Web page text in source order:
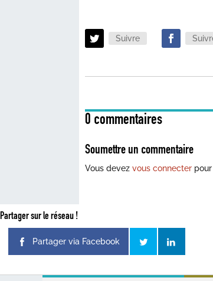
Suivre
0 commentaires
Soumettre un commentaire
Vous devezvous connecter
Partager sur le réseau !
Partager via Facebook